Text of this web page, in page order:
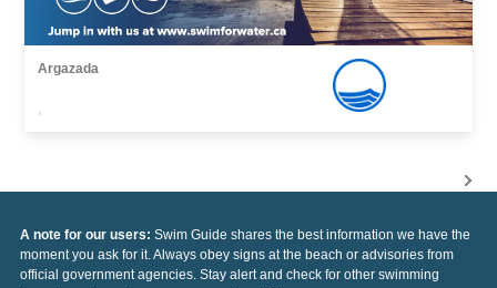
Argazada
,
A note for our users: Swim Guide shares the best information we have the
moment you ask for it. Always obey signs at the beach or advisories from
official government agencies. Stay alert and check for other swimming